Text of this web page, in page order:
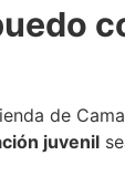
de
juvenil